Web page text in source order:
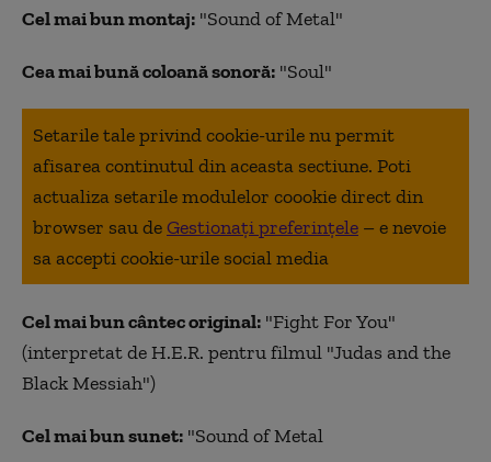
Cel mai bun montaj: "Sound of Metal"
Cea mai bună coloană sonoră: "Soul"
Setarile tale privind cookie-urile nu permit
afisarea continutul din aceasta sectiune. Poti
actualiza setarile modulelor coookie direct din
browser sau deGestionați preferințele – e nevoie
sa accepti cookie-urile social media
Cel mai bun cântec original: "Fight For You"
(interpretat de H.E.R. pentru filmul "Judas and the
Black Messiah")
Cel mai bun sunet: "Sound of Metal